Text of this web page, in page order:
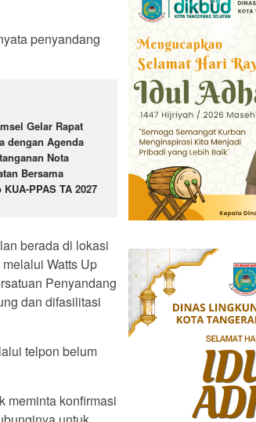
penyandang
Gelar Rapat
dengan Agenda
Nota
Bersama
KUA-PPAS TA 2027
berada di lokasi
Watts Up
Penyandang
dan difasilitasi
telpon belum
meminta konfirmasi